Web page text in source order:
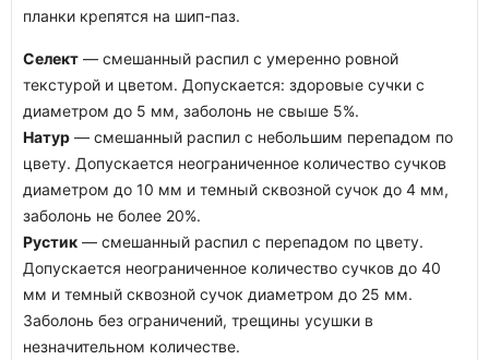
планки крепятся на шип-паз.
Селект — смешанный распил с умеренно ровной
текстурой и цветом. Допускается: здоровые сучки с
диаметром до 5 мм, заболонь не свыше 5%.
Натур — смешанный распил с небольшим перепадом по
цвету. Допускается неограниченное количество сучков
диаметром до 10 мм и темный сквозной сучок до 4 мм,
заболонь не более 20%.
Рустик — смешанный распил с перепадом по цвету.
Допускается неограниченное количество сучков до 40
мм и темный сквозной сучок диаметром до 25 мм.
Заболонь без ограничений, трещины усушки в
незначительном количестве.